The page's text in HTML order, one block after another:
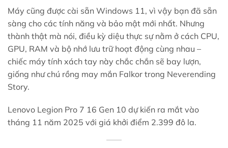
Máy cũng được cài sẵn Windows 11, vì vậy bạn đã sẵn
sàng cho các tính năng và bảo mật mới nhất. Nhưng
thành thật mà nói, điều kỳ diệu thực sự nằm ở cách CPU,
GPU, RAM và bộ nhớ lưu trữ hoạt động cùng nhau –
chiếc máy tính xách tay này chắc chắn sẽ bay lượn,
giống như chú rồng may mắn Falkor trong Neverending
Story.
Lenovo Legion Pro 7 16 Gen 10 dự kiến ​​ra mắt vào
tháng 11 năm 2025 với giá khởi điểm 2.399 đô la.